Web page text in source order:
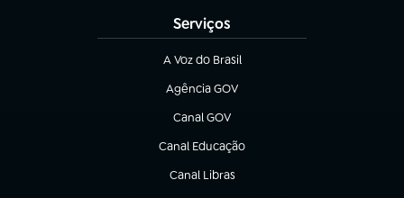
Serviços
A Voz do Brasil
(abre em nova aba)
Agência GOV
(abre em nova aba)
Canal GOV
(abre em nova aba)
Canal Educação
(abre em nova aba)
Canal Libras
(abre em nova aba)